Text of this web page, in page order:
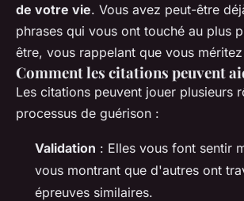
de votre vie. Vous avez peut-être
phrases qui vous ont touché au plus
être, vous rappelant que vous
Comment les citations peuvent
Les citations peuvent jouer plusieurs
processus de guérison :
Validation : Elles vous font sentir
vous montrant que d'autres ont
épreuves similaires.